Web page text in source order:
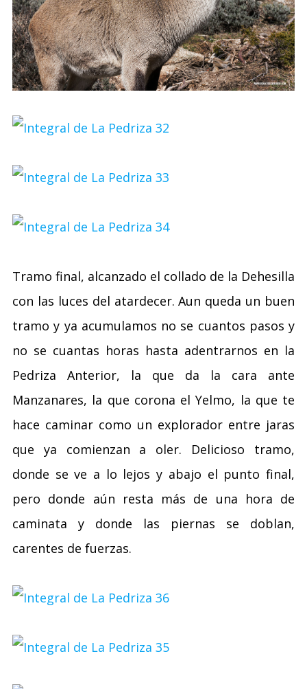
Tramo final, alcanzado el collado de la Dehesilla
con las luces del atardecer. Aun queda un buen
tramo y ya acumulamos no se cuantos pasos y
no se cuantas horas hasta adentrarnos en la
Pedriza Anterior, la que da la cara ante
Manzanares, la que corona el Yelmo, la que te
hace caminar como un explorador entre jaras
que ya comienzan a oler. Delicioso tramo,
donde se ve a lo lejos y abajo el punto final,
pero donde aún resta más de una hora de
caminata y donde las piernas se doblan,
carentes de fuerzas.